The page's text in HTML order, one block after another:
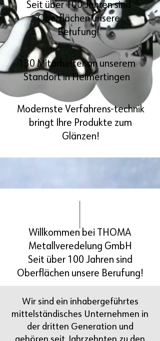
Seit über 100 Jahren sind
Oberflächen unsere
Berufung!
130 Mitarbeiter an unserem
Standort in Heimertingen
Modernste Verfahrens-technik
bringt Ihre Produkte zum
Glänzen!
Willkommen bei THOMA
Metallveredelung GmbH
Seit über 100 Jahren sind
Oberflächen unsere Berufung!
Wir sind ein inhabergeführtes
mittelständisches Unternehmen in
der dritten Generation und